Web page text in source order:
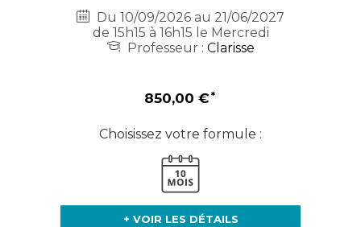
Du 10/09/2026 au 21/06/2027
de 15h15 à 16h15 le Mercredi
Professeur : Clarisse
850,00 €
Choisissez votre formule :
+ VOIR LES DÉTAILS